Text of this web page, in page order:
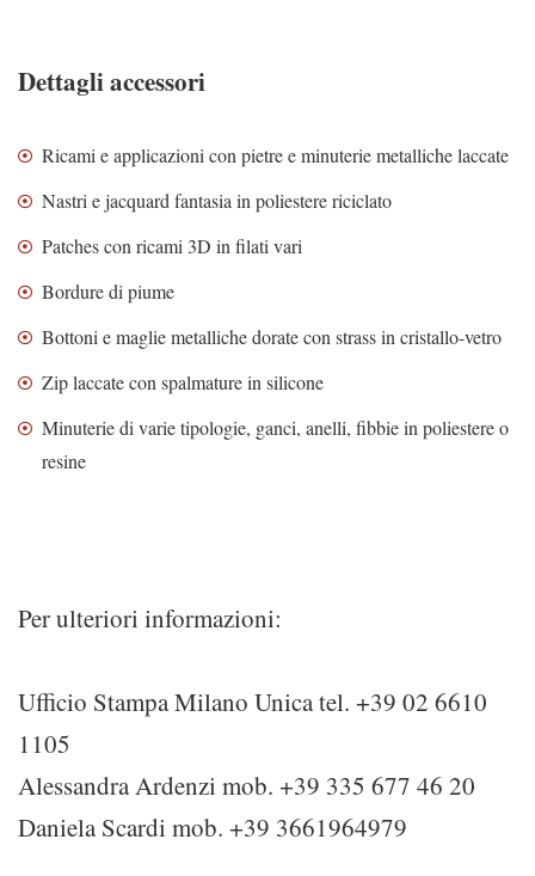
Dettagli accessori
Ricami e applicazioni con pietre e minuterie metalliche laccate
Nastri e jacquard fantasia in poliestere riciclato
Patches con ricami 3D in filati vari
Bordure di piume
Bottoni e maglie metalliche dorate con strass in cristallo-vetro
Zip laccate con spalmature in silicone
Minuterie di varie tipologie, ganci, anelli, fibbie in poliestere o
resine
Per ulteriori informazioni:
Ufficio Stampa Milano Unica tel. +39 02 6610
1105
Alessandra Ardenzi mob. +39 335 677 46 20
Daniela Scardi mob. +39 3661964979